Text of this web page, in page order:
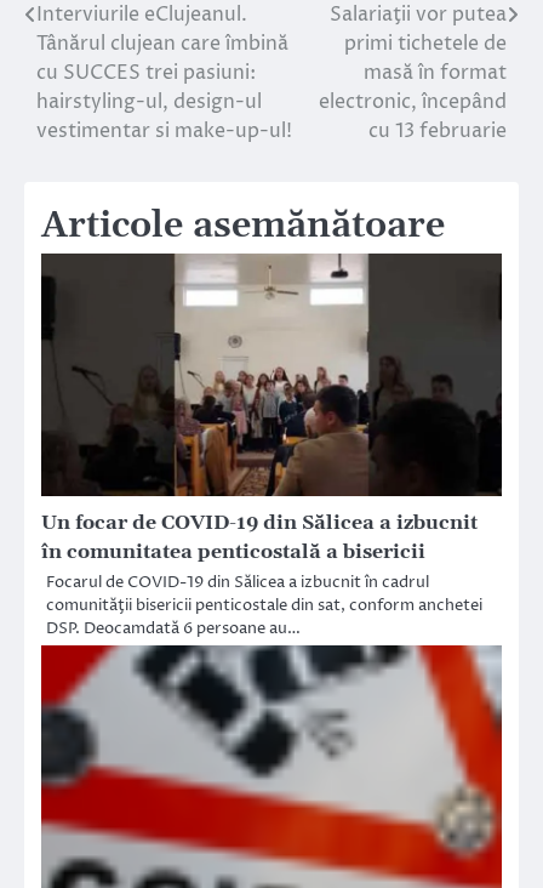
Navigare
în
articole
Interviurile eClujeanul.
Tânărul clujean care îmbină
cu SUCCES trei pasiuni:
hairstyling-ul, design-ul
vestimentar si make-up-ul!
Salariaţii vor putea
primi tichetele de
masă în format
electronic, începând
cu 13 februarie
Articole asemănătoare
Un focar de COVID-19 din Sălicea a izbucnit
în comunitatea penticostală a bisericii
Focarul de COVID-19 din Sălicea a izbucnit în cadrul
comunităţii bisericii penticostale din sat, conform anchetei
DSP. Deocamdată 6 persoane au…